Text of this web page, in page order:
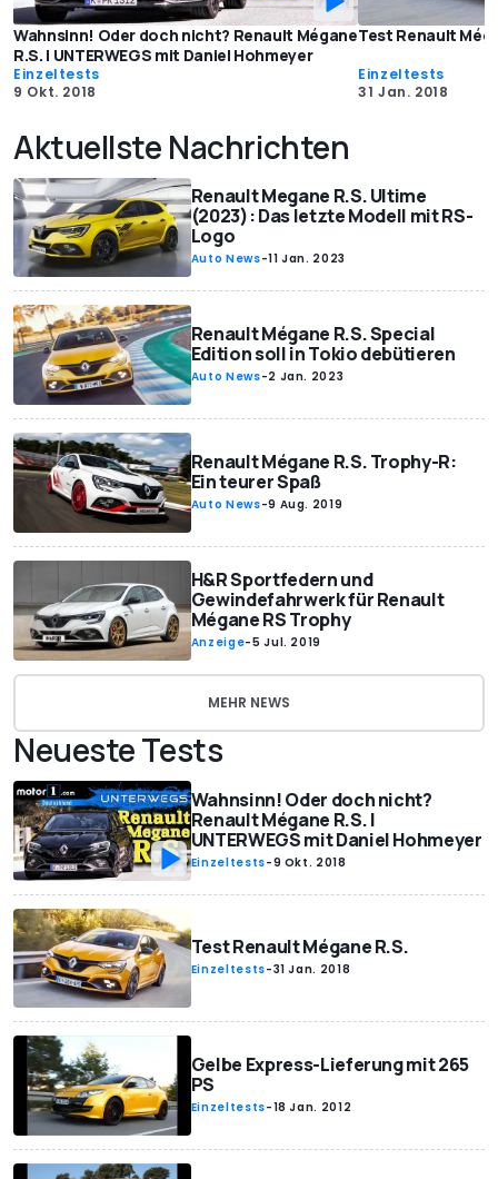
Wahnsinn! Oder doch nicht? Renault Mégane
R.S. | UNTERWEGS mit Daniel Hohmeyer
Einzeltests
9 Okt. 2018
Test Renault
Einzeltests
31 Jan. 2018
Aktuellste Nachrichten
Renault Megane R.S. Ultime
(2023): Das letzte Modell mit RS-
Logo
Auto News-11 Jan. 2023
Renault Mégane R.S. Special
Edition soll in Tokio debütieren
Auto News-2 Jan. 2023
Renault Mégane R.S. Trophy-R:
Ein teurer Spaß
Auto News-9 Aug. 2019
H&R Sportfedern und
Gewindefahrwerk für Renault
Mégane RS Trophy
Anzeige-5 Jul. 2019
MEHR NEWS
Neueste Tests
Wahnsinn! Oder doch nicht?
Renault Mégane R.S. |
UNTERWEGS mit Daniel Hohmeyer
Einzeltests-9 Okt. 2018
Test Renault Mégane R.S.
Einzeltests-31 Jan. 2018
Gelbe Express-Lieferung mit 265
PS
Einzeltests-18 Jan. 2012